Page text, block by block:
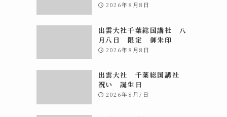
2026年8月8日
出雲大社千葉総国講社 八
月八日 限定 御朱印
2026年8月8日
出雲大社 千葉総国講社
祝い 誕生日
2026年8月7日